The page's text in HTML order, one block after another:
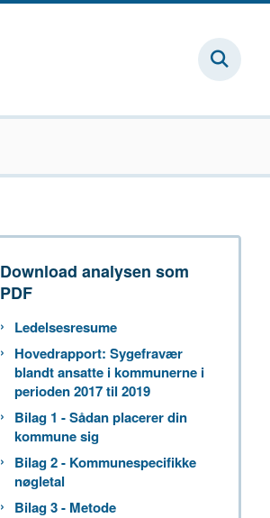
Download analysen som
PDF
Ledelsesresume
Hovedrapport: Sygefravær
blandt ansatte i kommunerne i
perioden 2017 til 2019
Bilag 1 - Sådan placerer din
kommune sig
Bilag 2 - Kommunespecifikke
nøgletal
Bilag 3 - Metode